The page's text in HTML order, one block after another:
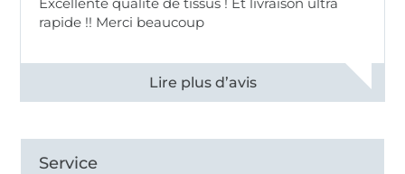
rapide !! Merci beaucoup
Voir tous les 11497 commentaires
Service